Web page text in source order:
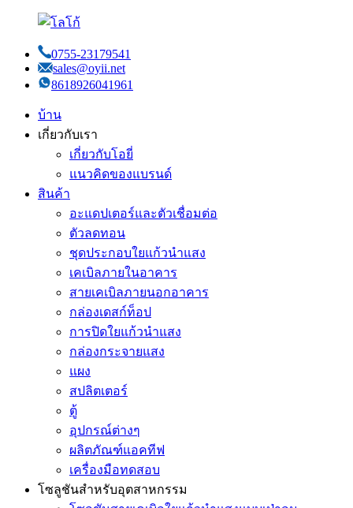
0755-23179541
sales@oyii.net
8618926041961
บ้าน
เกี่ยวกับเรา
เกี่ยวกับโอยี่
แนวคิดของแบรนด์
สินค้า
อะแดปเตอร์และตัวเชื่อมต่อ
ตัวลดทอน
ชุดประกอบใยแก้วนำแสง
เคเบิลภายในอาคาร
สายเคเบิลภายนอกอาคาร
กล่องเดสก์ท็อป
การปิดใยแก้วนำแสง
กล่องกระจายแสง
แผง
สปลิตเตอร์
ตู้
อุปกรณ์ต่างๆ
ผลิตภัณฑ์แอคทีฟ
เครื่องมือทดสอบ
โซลูชันสำหรับอุตสาหกรรม